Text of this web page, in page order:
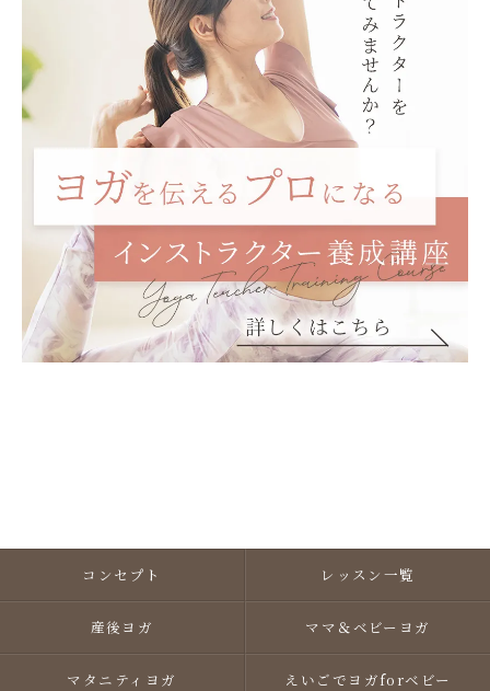
コンセプト レッスン一覧
産後ヨガ ママ＆ベビーヨガ
マタニティヨガ えいごでヨガforベビー